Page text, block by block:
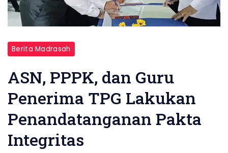
Berita Madrasah
ASN, PPPK, dan Guru
Penerima TPG Lakukan
Penandatanganan Pakta
Integritas